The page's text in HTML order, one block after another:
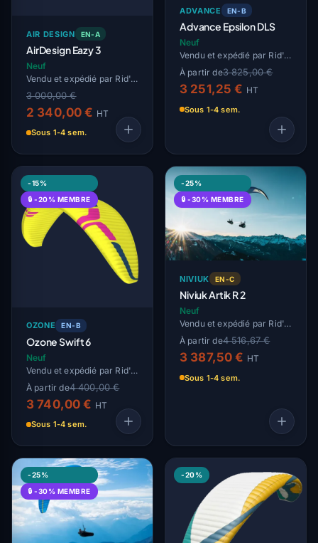
AIR DESIGN EN-A
AirDesign Eazy 3
Neuf
Vendu et expédié par Rid'Air
3 000,00 €
2 340,00 € HT
Sous 1-4 sem.
ADVANCE EN-B
Advance Epsilon DLS
Neuf
Vendu et expédié par Rid'Air
À partir de3 825,00 €
3 251,25 € HT
Sous 1-4 sem.
-15%
🔒 -20% MEMBRE
OZONE EN-B
Ozone Swift 6
Neuf
Vendu et expédié par Rid'Air
À partir de4 400,00 €
3 740,00 € HT
Sous 1-4 sem.
-25%
🔒 -30% MEMBRE
NIVIUK EN-C
Niviuk Artik R 2
Neuf
Vendu et expédié par Rid'Air
À partir de4 516,67 €
3 387,50 € HT
Sous 1-4 sem.
-25%
🔒 -30% MEMBRE
-20%